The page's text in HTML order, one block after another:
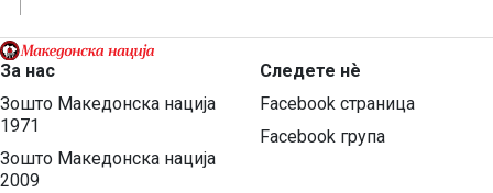
За нас
Зошто Македонска нација
1971
Зошто Македонска нација
2009
Следете нѐ
Facebook страница
Facebook група